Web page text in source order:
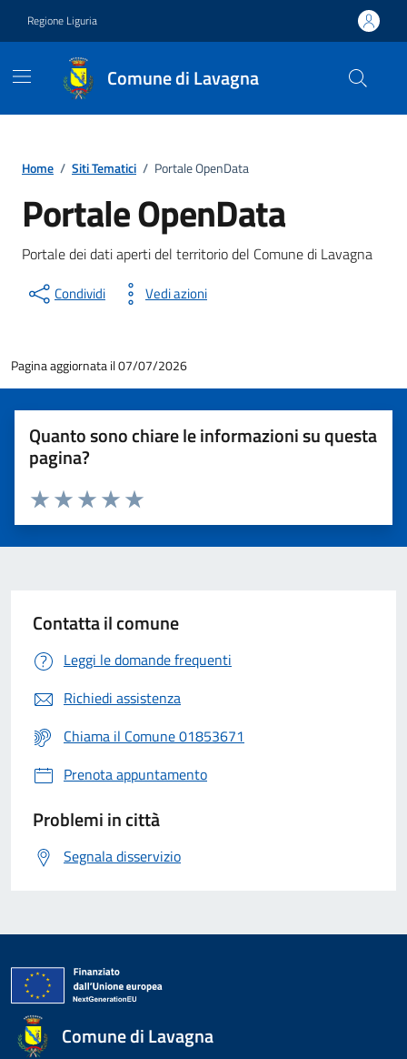
Regione Liguria
Comune di Lavagna
Home / Siti Tematici / Portale OpenData
Portale OpenData
Portale dei dati aperti del territorio del Comune di Lavagna
Condividi Vedi azioni
Pagina aggiornata il 07/07/2026
Quanto sono chiare le informazioni su questa
pagina?
Valuta 5 stelle su 5
Valuta 4 stelle su 5
Valuta 3 stelle su 5
Valuta 2 stelle su 5
Valuta 1 stelle su 5
Contatta il comune
Leggi le domande frequenti
Richiedi assistenza
Chiama il Comune 01853671
Prenota appuntamento
Problemi in città
Segnala disservizio
Comune di Lavagna